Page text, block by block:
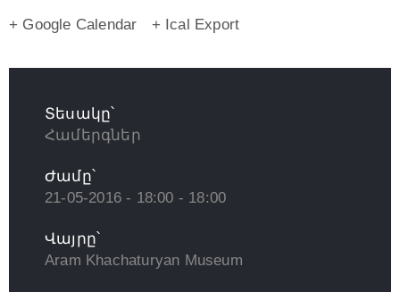
+ Google Calendar + Ical Export
Տեսակը՝
Համերգներ
Ժամը՝
21-05-2016 - 18:00 - 18:00
Վայրը՝
Aram Khachaturyan Museum